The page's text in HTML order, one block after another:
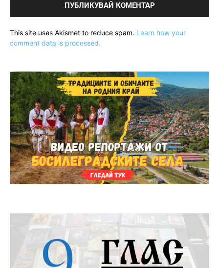
This site uses Akismet to reduce spam. Learn how your
comment data is processed.